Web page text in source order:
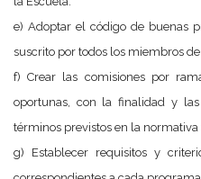
e) Adoptar el código de buenas
suscrito por todos los miembros
f) Crear las comisiones por
oportunas, con la finalidad y
términos previstos en la
g) Establecer requisitos y